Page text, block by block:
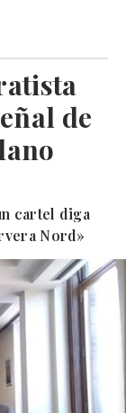
de
cartel diga
Nord»